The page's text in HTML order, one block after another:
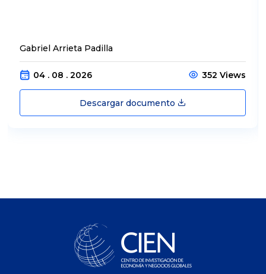
Gabriel Arrieta Padilla
04 . 08 . 2026 352 Views
Descargar documento